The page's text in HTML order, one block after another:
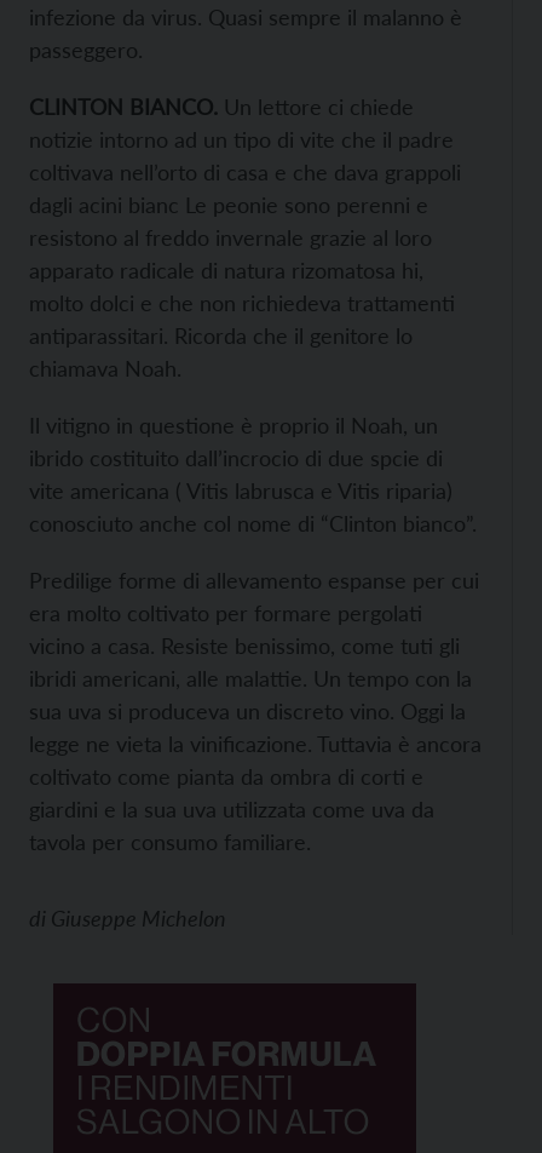
infezione da virus. Quasi sempre il malanno è
passeggero.
CLINTON BIANCO. Un lettore ci chiede
notizie intorno ad un tipo di vite che il padre
coltivava nell’orto di casa e che dava grappoli
dagli acini bianc Le peonie sono perenni e
resistono al freddo invernale grazie al loro
apparato radicale di natura rizomatosa hi,
molto dolci e che non richiedeva trattamenti
antiparassitari. Ricorda che il genitore lo
chiamava Noah.
Il vitigno in questione è proprio il Noah, un
ibrido costituito dall’incrocio di due spcie di
vite americana ( Vitis labrusca e Vitis riparia)
conosciuto anche col nome di “Clinton bianco”.
Predilige forme di allevamento espanse per cui
era molto coltivato per formare pergolati
vicino a casa. Resiste benissimo, come tuti gli
ibridi americani, alle malattie. Un tempo con la
sua uva si produceva un discreto vino. Oggi la
legge ne vieta la vinificazione. Tuttavia è ancora
coltivato come pianta da ombra di corti e
giardini e la sua uva utilizzata come uva da
tavola per consumo familiare.
di Giuseppe Michelon